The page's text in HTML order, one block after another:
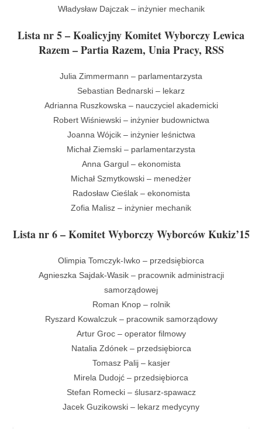
Władysław Dajczak – inżynier mechanik
Lista nr 5 – Koalicyjny Komitet Wyborczy Lewica
Razem – Partia Razem, Unia Pracy, RSS
Julia Zimmermann – parlamentarzysta
Sebastian Bednarski – lekarz
Adrianna Ruszkowska – nauczyciel akademicki
Robert Wiśniewski – inżynier budownictwa
Joanna Wójcik – inżynier leśnictwa
Michał Ziemski – parlamentarzysta
Anna Gargul – ekonomista
Michał Szmytkowski – menedżer
Radosław Cieślak – ekonomista
Zofia Malisz – inżynier mechanik
Lista nr 6 – Komitet Wyborczy Wyborców Kukiz’15
Olimpia Tomczyk-Iwko – przedsiębiorca
Agnieszka Sajdak-Wasik – pracownik administracji
samorządowej
Roman Knop – rolnik
Ryszard Kowalczuk – pracownik samorządowy
Artur Groc – operator filmowy
Natalia Zdónek – przedsiębiorca
Tomasz Palij – kasjer
Mirela Dudojć – przedsiębiorca
Stefan Romecki – ślusarz-spawacz
Jacek Guzikowski – lekarz medycyny